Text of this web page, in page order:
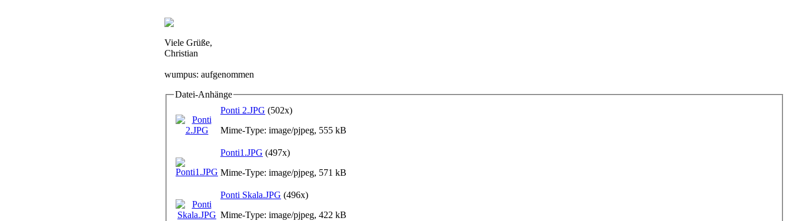
Viele Grüße,
Christian
wumpus: aufgenommen
Datei-Anhänge
Ponti 2.JPG (502x)
Mime-Type: image/pjpeg, 555 kB
Ponti1.JPG (497x)
Mime-Type: image/pjpeg, 571 kB
Ponti Skala.JPG (496x)
Mime-Type: image/pjpeg, 422 kB